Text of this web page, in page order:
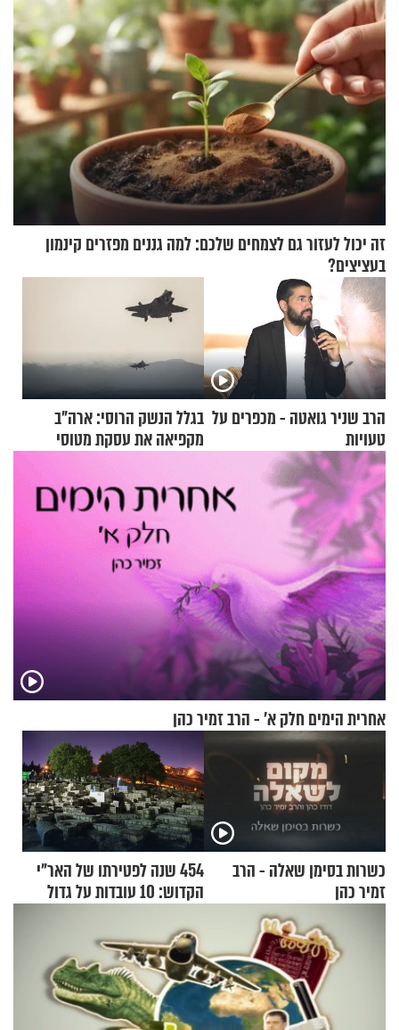
זה יכול לעזור גם לצמחים שלכם: למה גננים מפזרים קינמון
בעציצים?
הרב שניר גואטה - מכפרים על
טעויות
בגלל הנשק הרוסי: ארה"ב
מקפיאה את עסקת מטוסי
אחרית הימים חלק א’ - הרב זמיר כהן
כשרות בסימן שאלה - הרב
זמיר כהן
454 שנה לפטירתו של האר"י
הקדוש: 10 עובדות על גדול